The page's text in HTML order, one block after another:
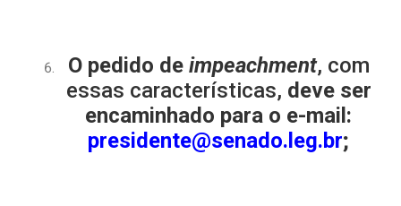
O pedido de impeachment, com
essas características, deve ser
encaminhado para o e-mail:
presidente@senado.leg.br;